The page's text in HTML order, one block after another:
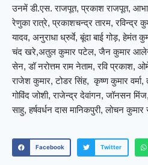
उनमें डी.एस. राजपूत, प्रकाश राजपूत, आभा
रेणुका रात्रे, प्रकाशचन्द्र तारम, रविन्द्र
यादव, अनुराधा ध्रुर्वे, बूंदा बाई गोड़, हेमंत
चंद खरे,अतुल कुमार पटेल, जैन कुमार
सेन, डॉ नरोत्तम राम नेताम, रवि प्रकाश,
राजेश कुमार, टोडर सिंह, कृष्ण कुमार वर्मा,
गोविंद जोशी, राजेन्द्र देवांगन, जॉनसन
साहु, हर्षवर्धन दास मानिकपुरी, लोचन
Facebook Twitter